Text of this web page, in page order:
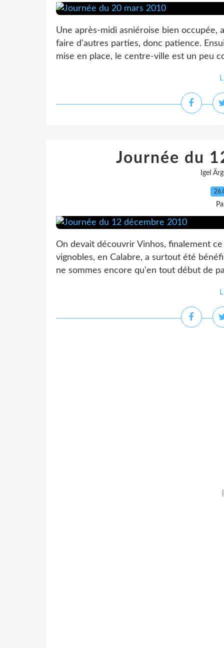
Une après-midi asniéroise bien occupée,
faire d'autres parties, donc patience.
mise en place, le centre-ville est un peu
Journée du
Igel
On devait découvrir Vinhos, finalement
vignobles, en Calabre, a surtout été
ne sommes encore qu'en tout début de